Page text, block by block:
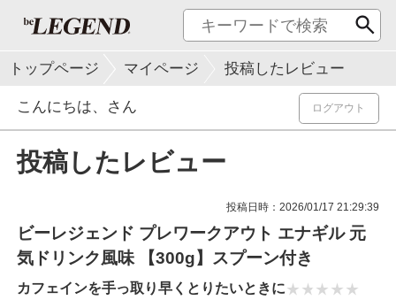
トップページ マイページ 投稿したレビュー
こんにちは、 さん ログアウト
投稿したレビュー
投稿日時：2026/01/17 21:29:39
ビーレジェンド プレワークアウト エナギル 元
気ドリンク風味 【300g】スプーン付き
カフェインを手っ取り早くとりたいときに